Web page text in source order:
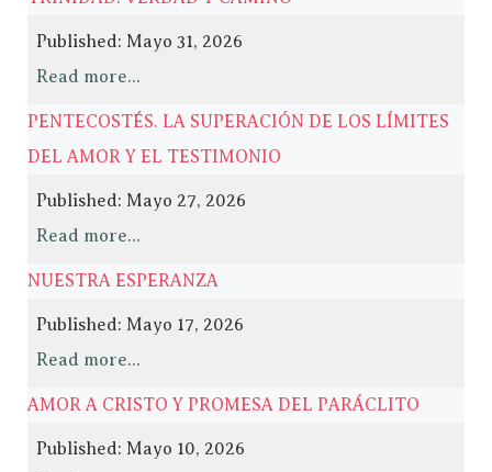
Published: Mayo 31, 2026
Read more...
PENTECOSTÉS. LA SUPERACIÓN DE LOS LÍMITES
DEL AMOR Y EL TESTIMONIO
Published: Mayo 27, 2026
Read more...
NUESTRA ESPERANZA
Published: Mayo 17, 2026
Read more...
AMOR A CRISTO Y PROMESA DEL PARÁCLITO
Published: Mayo 10, 2026